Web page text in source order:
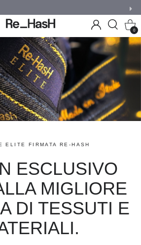
0
ELITE FIRMATA RE-HASH
ESCLUSIVO
MIGLIORE
DI TESSUTI E